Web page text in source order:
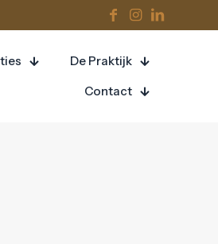
De Praktijk
Contact